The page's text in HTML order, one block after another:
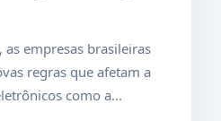
empresas brasileiras
regras que afetam a
como a...